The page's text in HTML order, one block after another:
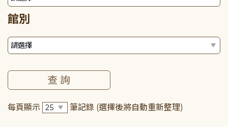
館別
每頁顯示 筆記錄 (選擇後將自動重新整理)